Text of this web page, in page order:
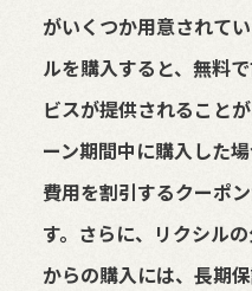
がいくつか用意されて
ルを購入すると、無料
ビスが提供されること
ーン期間中に購入した
費用を割引するクーポ
す。さらに、リクシル
からの購入には、長期